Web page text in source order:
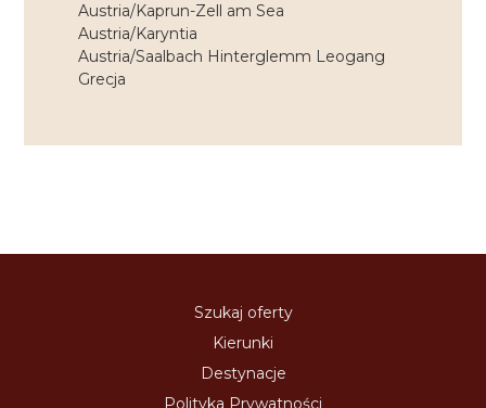
Austria/Kaprun-Zell am Sea
Austria/Karyntia
Austria/Saalbach Hinterglemm Leogang
Grecja
Szukaj oferty
Kierunki
Destynacje